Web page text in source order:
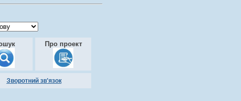
Про проект
Зворотний зв'язок